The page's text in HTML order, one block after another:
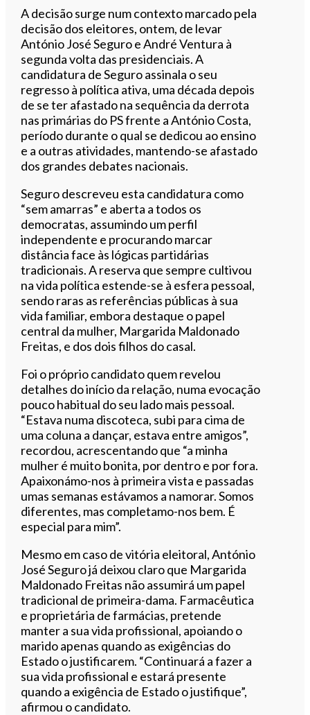
A decisão surge num contexto marcado pela
decisão dos eleitores, ontem, de levar
António José Seguro e André Ventura à
segunda volta das presidenciais. A
candidatura de Seguro assinala o seu
regresso à política ativa, uma década depois
de se ter afastado na sequência da derrota
nas primárias do PS frente a António Costa,
período durante o qual se dedicou ao ensino
e a outras atividades, mantendo-se afastado
dos grandes debates nacionais.
Seguro descreveu esta candidatura como
“sem amarras” e aberta a todos os
democratas, assumindo um perfil
independente e procurando marcar
distância face às lógicas partidárias
tradicionais. A reserva que sempre cultivou
na vida política estende-se à esfera pessoal,
sendo raras as referências públicas à sua
vida familiar, embora destaque o papel
central da mulher, Margarida Maldonado
Freitas, e dos dois filhos do casal.
Foi o próprio candidato quem revelou
detalhes do início da relação, numa evocação
pouco habitual do seu lado mais pessoal.
“Estava numa discoteca, subi para cima de
uma coluna a dançar, estava entre amigos”,
recordou, acrescentando que “a minha
mulher é muito bonita, por dentro e por fora.
Apaixonámo-nos à primeira vista e passadas
umas semanas estávamos a namorar. Somos
diferentes, mas completamo-nos bem. É
especial para mim”.
Mesmo em caso de vitória eleitoral, António
José Seguro já deixou claro que Margarida
Maldonado Freitas não assumirá um papel
tradicional de primeira-dama. Farmacêutica
e proprietária de farmácias, pretende
manter a sua vida profissional, apoiando o
marido apenas quando as exigências do
Estado o justificarem. “Continuará a fazer a
sua vida profissional e estará presente
quando a exigência de Estado o justifique”,
afirmou o candidato.